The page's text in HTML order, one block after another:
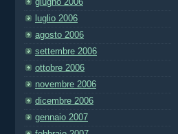
giugno 2006
luglio 2006
agosto 2006
settembre 2006
ottobre 2006
novembre 2006
dicembre 2006
gennaio 2007